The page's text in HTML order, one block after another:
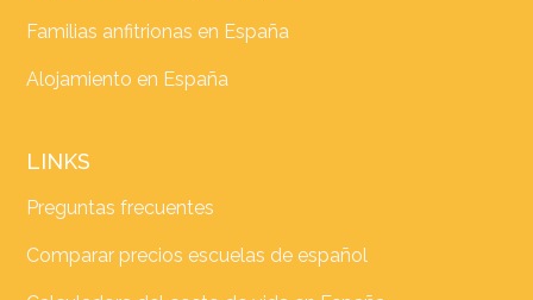
Familias anfitrionas en España
Alojamiento en España
LINKS
Preguntas frecuentes
Comparar precios escuelas de español